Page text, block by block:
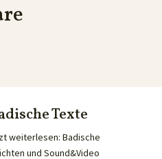
Texte
weiterlesen: Badische
und Sound&Video